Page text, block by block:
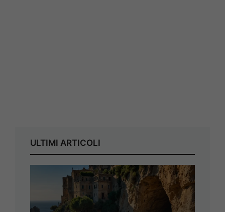
ULTIMI ARTICOLI